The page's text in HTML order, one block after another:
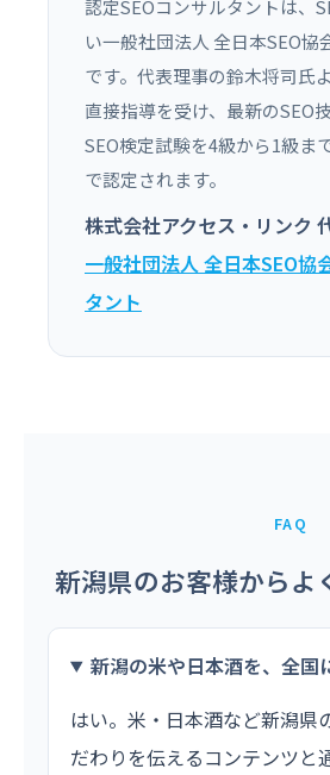
認定SEOコンサルタントは、
い一般社団法人 全日本SEO協
です。代表理事の鈴木将司氏
直接指導を受け、最新のSEO
SEO検定試験を4級から1級ま
で認定されます。
株式会社アクセス・リンク
一般社団法人 全日本SEO協
タント
FAQ
新潟県のお客様からよ
新潟の米や日本酒を、全国
はい。米・日本酒など新潟県
だわりを伝えるコンテンツと